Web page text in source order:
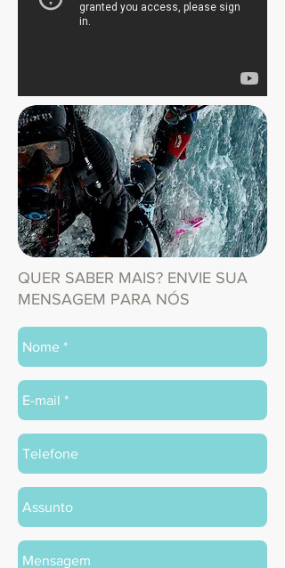
QUER SABER MAIS? ENVIE SUA
MENSAGEM PARA NÓS